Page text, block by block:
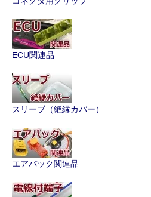
ECU関連品
スリーブ（絶縁カバー）
エアバック関連品